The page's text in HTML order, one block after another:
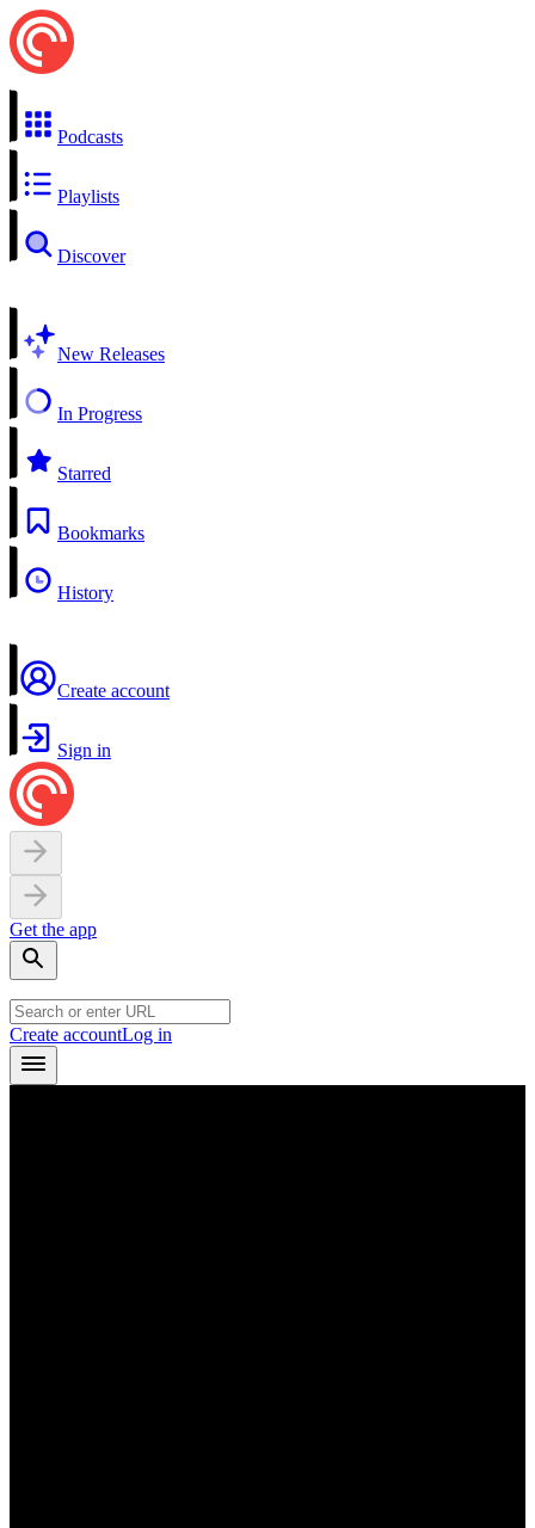
Podcasts
Playlists
Discover
New Releases
In Progress
Starred
Bookmarks
History
Create account
Sign in
Get the app
Create accountLog in